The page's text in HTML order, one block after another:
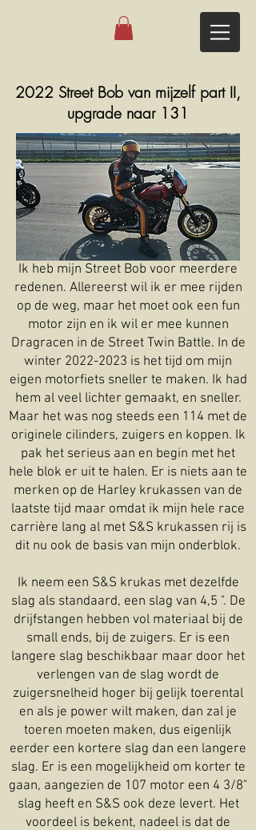
2022 Street Bob van mijzelf part II,
upgrade naar 131
Ik heb mijn Street Bob voor meerdere
redenen. Allereerst wil ik er mee rijden
op de weg, maar het moet ook een fun
motor zijn en ik wil er mee kunnen
Dragracen in de Street Twin Battle. In de
winter 2022-2023 is het tijd om mijn
eigen motorfiets sneller te maken. Ik had
hem al veel lichter gemaakt, en sneller.
Maar het was nog steeds een 114 met de
originele cilinders, zuigers en koppen. Ik
pak het serieus aan en begin met het
hele blok er uit te halen. Er is niets aan te
merken op de Harley krukassen van de
laatste tijd maar omdat ik mijn hele race
carrière lang al met S&S krukassen rij is
dit nu ook de basis van mijn onderblok.
Ik neem een S&S krukas met dezelfde
slag als standaard, een slag van 4,5 ". De
drijfstangen hebben vol materiaal bij de
small ends, bij de zuigers. Er is een
langere slag beschikbaar maar door het
verlengen van de slag wordt de
zuigersnelheid hoger bij gelijk toerental
en als je power wilt maken, dan zal je
toeren moeten maken, dus eigenlijk
eerder een kortere slag dan een langere
slag. Er is een mogelijkheid om korter te
gaan, aangezien de 107 motor een 4 3/8"
slag heeft en S&S ook deze levert. Het
voordeel is bekent, nadeel is dat de